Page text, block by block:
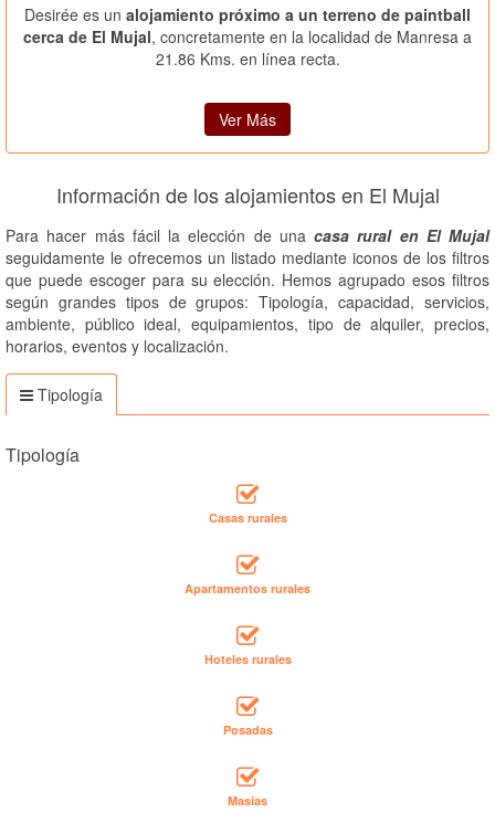
Desirée es un alojamiento próximo a un terreno de paintball
cerca de El Mujal, concretamente en la localidad de Manresa a
21.86 Kms. en línea recta.
Ver Más
Información de los alojamientos en El Mujal
Para hacer más fácil la elección de una casa rural en El Mujal
seguidamente le ofrecemos un listado mediante iconos de los filtros
que puede escoger para su elección. Hemos agrupado esos filtros
según grandes tipos de grupos: Tipología, capacidad, servicios,
ambiente, público ideal, equipamientos, tipo de alquiler, precios,
horarios, eventos y localización.
Tipología
Tipología
Casas rurales
Apartamentos rurales
Hoteles rurales
Posadas
Masías